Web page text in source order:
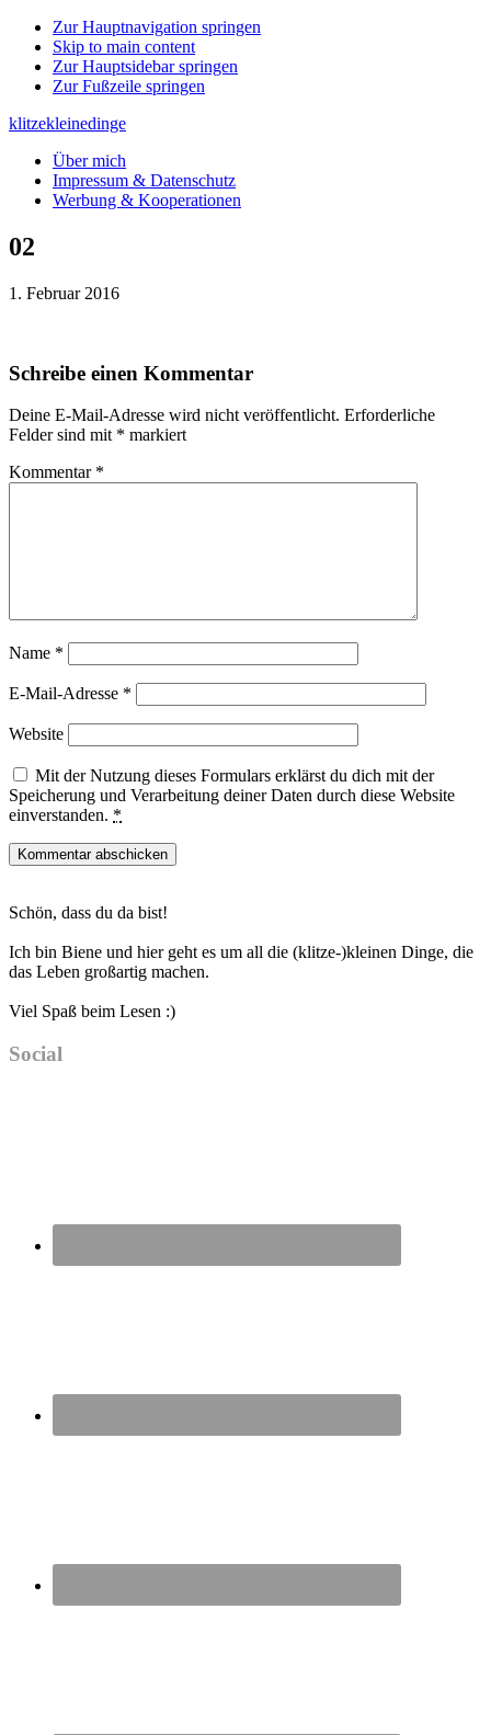
Zur Hauptnavigation springen
Skip to main content
Zur Hauptsidebar springen
Zur Fußzeile springen
klitzekleinedinge
Über mich
Impressum & Datenschutz
Werbung & Kooperationen
02
1. Februar 2016
Leser-
Schreibe einen Kommentar
Deine E-Mail-Adresse wird nicht veröffentlicht. Erforderliche
Felder sind mit * markiert
Kommentar *
Name *
E-Mail-Adresse *
Website
Mit der Nutzung dieses Formulars erklärst du dich mit der
Speicherung und Verarbeitung deiner Daten durch diese Website
einverstanden. *
Sidebar
Schön, dass du da bist!
Ich bin Biene und hier geht es um all die (klitze-)kleinen Dinge, die
das Leben großartig machen.
Viel Spaß beim Lesen :)
Social